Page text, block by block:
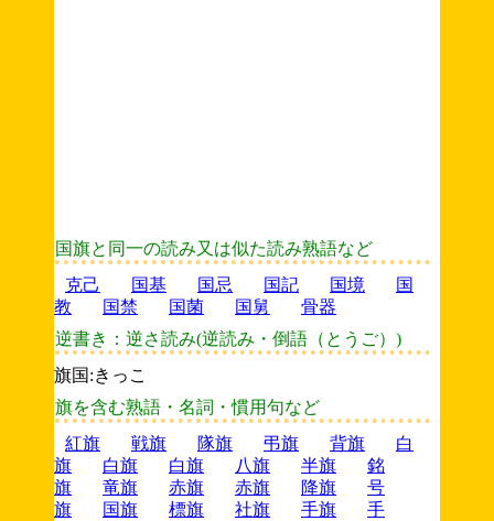
国旗と同一の読み又は似た読み熟語など
克己
国基 国忌 国記 国境
国
教
国禁 国菌 国舅
骨器
逆書き：逆さ読み(逆読み・倒語（とうご）)
旗国:きっこ
旗を含む熟語・名詞・慣用句など
紅旗
戦旗 隊旗 弔旗 背旗
白
旗
白旗 白旗 八旗 半旗
銘
旗
竜旗 赤旗 赤旗 降旗
号
旗
国旗 標旗 社旗 手旗
手